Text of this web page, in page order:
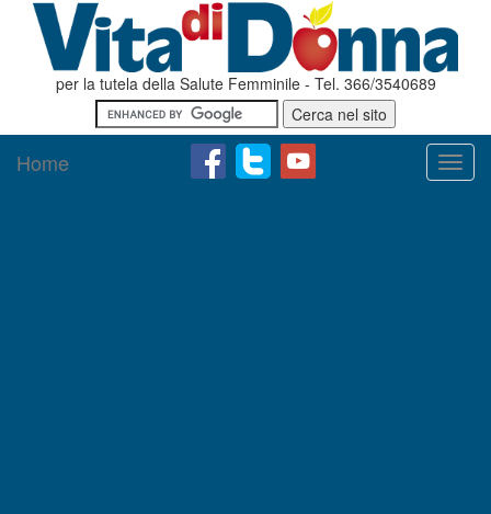
per la tutela della Salute Femminile - Tel. 366/3540689
Home